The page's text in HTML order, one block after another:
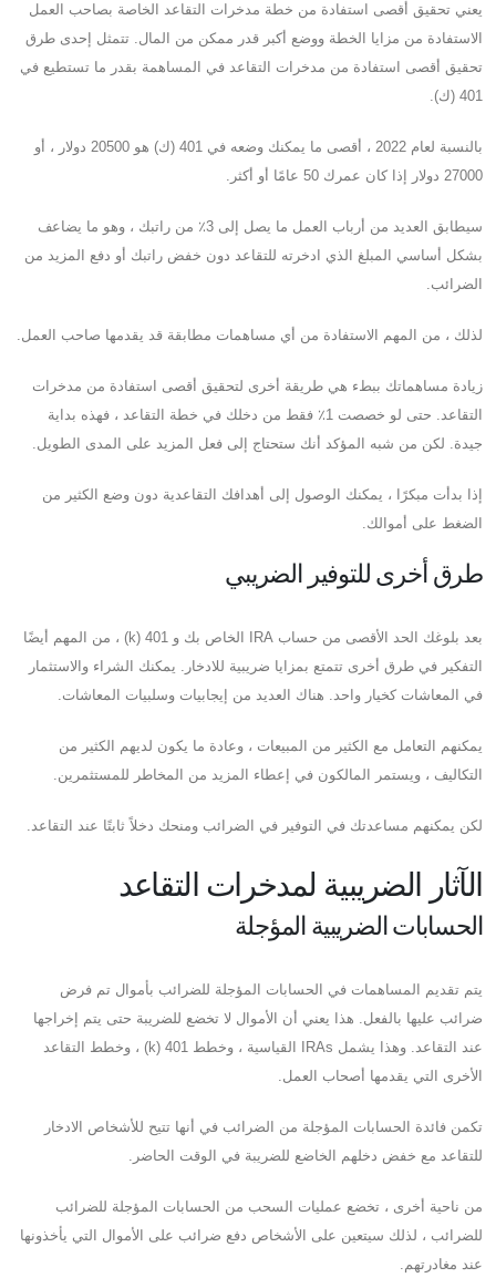
يعني تحقيق أقصى استفادة من خطة مدخرات التقاعد الخاصة بصاحب العمل
الاستفادة من مزايا الخطة ووضع أكبر قدر ممكن من المال. تتمثل إحدى طرق
تحقيق أقصى استفادة من مدخرات التقاعد في المساهمة بقدر ما تستطيع في
401 (ك).
بالنسبة لعام 2022 ، أقصى ما يمكنك وضعه في 401 (ك) هو 20500 دولار ، أو
27000 دولار إذا كان عمرك 50 عامًا أو أكثر.
سيطابق العديد من أرباب العمل ما يصل إلى 3٪ من راتبك ، وهو ما يضاعف
بشكل أساسي المبلغ الذي ادخرته للتقاعد دون خفض راتبك أو دفع المزيد من
الضرائب.
لذلك ، من المهم الاستفادة من أي مساهمات مطابقة قد يقدمها صاحب العمل.
زيادة مساهماتك ببطء هي طريقة أخرى لتحقيق أقصى استفادة من مدخرات
التقاعد. حتى لو خصصت 1٪ فقط من دخلك في خطة التقاعد ، فهذه بداية
جيدة. لكن من شبه المؤكد أنك ستحتاج إلى فعل المزيد على المدى الطويل.
إذا بدأت مبكرًا ، يمكنك الوصول إلى أهدافك التقاعدية دون وضع الكثير من
الضغط على أموالك.
طرق أخرى للتوفير الضريبي
بعد بلوغك الحد الأقصى من حساب IRA الخاص بك و 401 (k) ، من المهم أيضًا
التفكير في طرق أخرى تتمتع بمزايا ضريبية للادخار. يمكنك الشراء والاستثمار
في المعاشات كخيار واحد. هناك العديد من إيجابيات وسلبيات المعاشات.
يمكنهم التعامل مع الكثير من المبيعات ، وعادة ما يكون لديهم الكثير من
التكاليف ، ويستمر المالكون في إعطاء المزيد من المخاطر للمستثمرين.
لكن يمكنهم مساعدتك في التوفير في الضرائب ومنحك دخلاً ثابتًا عند التقاعد.
الآثار الضريبية لمدخرات التقاعد
الحسابات الضريبية المؤجلة
يتم تقديم المساهمات في الحسابات المؤجلة للضرائب بأموال تم فرض
ضرائب عليها بالفعل. هذا يعني أن الأموال لا تخضع للضريبة حتى يتم إخراجها
عند التقاعد. وهذا يشمل IRAs القياسية ، وخطط 401 (k) ، وخطط التقاعد
الأخرى التي يقدمها أصحاب العمل.
تكمن فائدة الحسابات المؤجلة من الضرائب في أنها تتيح للأشخاص الادخار
للتقاعد مع خفض دخلهم الخاضع للضريبة في الوقت الحاضر.
من ناحية أخرى ، تخضع عمليات السحب من الحسابات المؤجلة للضرائب
للضرائب ، لذلك سيتعين على الأشخاص دفع ضرائب على الأموال التي يأخذونها
عند مغادرتهم.